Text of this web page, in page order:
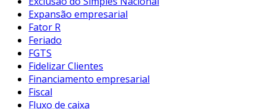
Expansão empresarial
Fator R
Feriado
FGTS
Fidelizar Clientes
Financiamento empresarial
Fiscal
Fluxo de caixa